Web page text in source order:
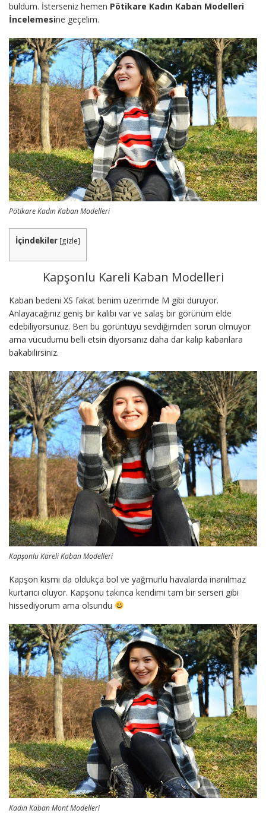
buldum. İsterseniz hemen Pötikare Kadın Kaban Modelleri
İncelemesine geçelim.
Pötikare Kadın Kaban Modelleri
İçindekiler [gizle]
Kapşonlu Kareli Kaban Modelleri
Kaban bedeni XS fakat benim üzerimde M gibi duruyor.
Anlayacağınız geniş bir kalıbı var ve salaş bir görünüm elde
edebiliyorsunuz. Ben bu görüntüyü sevdiğimden sorun olmuyor
ama vücudumu belli etsin diyorsanız daha dar kalıp kabanlara
bakabilirsiniz.
Kapşonlu Kareli Kaban Modelleri
Kapşon kısmı da oldukça bol ve yağmurlu havalarda inanılmaz
kurtarıcı oluyor. Kapşonu takınca kendimi tam bir serseri gibi
hissediyorum ama olsundu
Kadın Kaban Mont Modelleri